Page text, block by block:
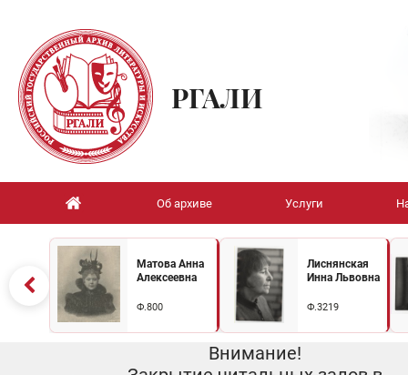
РГАЛИ
Об архиве Услуги
Матова Анна
Алексеевна
Ф.800
Лиснянская
Инна Львовна
Ф.3219
Внимание!